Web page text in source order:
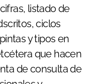
listado de
ciclos
y tipos en
que hacen
de consulta de